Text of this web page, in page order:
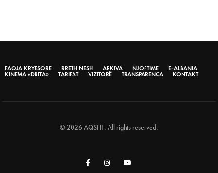
FAQJA KRYESORE RRETH NESH ARKIVA NJOFTIME
E-ALBANIA
KINEMA «DRITA»
TARIFAT VIZITORË TRANSPARENCA KONTAKT
© 2026 AQSHF. All rights reserved.